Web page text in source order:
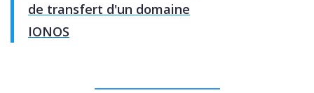
de transfert d'un domaine
IONOS